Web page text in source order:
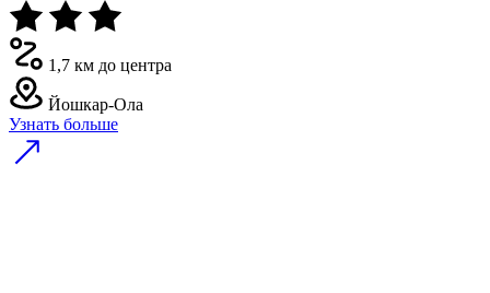
1,7 км до центра
Йошкар-Ола
Узнать больше